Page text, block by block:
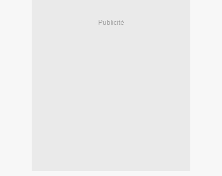
Publicité